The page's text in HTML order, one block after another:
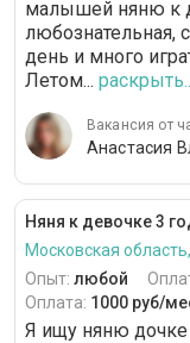
малышей няню к
любознательная,
день и много
Летом...
Вакансия от
Анастасия
Няня к девочке 3
Московская
Опыт: любой
Оплата: 1000 руб/
Я ищу няню дочке